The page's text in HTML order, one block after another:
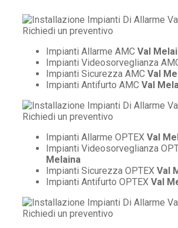
Impianti Allarme AMC Val
Impianti Videosorveglianza
Impianti Sicurezza AMC Val
Impianti Antifurto AMC Val
Impianti Allarme OPTEX Val
Impianti Videosorveglianza
Melaina
Impianti Sicurezza OPTEX Val
Impianti Antifurto OPTEX Val